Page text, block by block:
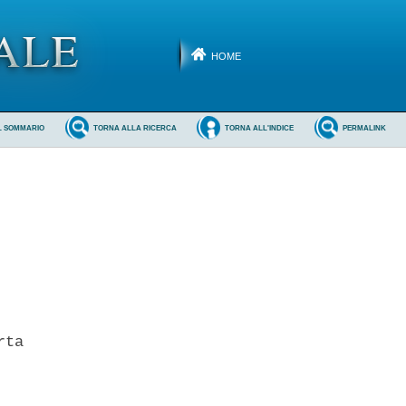
HOME
PERMALINK
TORNA ALL'INDICE
TORNA ALLA RICERCA
SOMMARIO